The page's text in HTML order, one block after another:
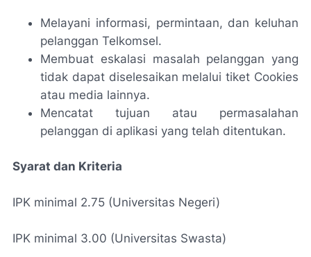
Melayani informasi, permintaan, dan keluhan
pelanggan Telkomsel.
Membuat eskalasi masalah pelanggan yang
tidak dapat diselesaikan melalui tiket Cookies
atau media lainnya.
Mencatat tujuan atau permasalahan
pelanggan di aplikasi yang telah ditentukan.
Syarat dan Kriteria
IPK minimal 2.75 (Universitas Negeri)
IPK minimal 3.00 (Universitas Swasta)